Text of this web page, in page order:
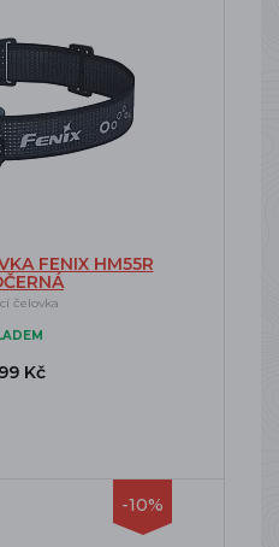
FENIX HM55R
čelovka
Kč
-10%